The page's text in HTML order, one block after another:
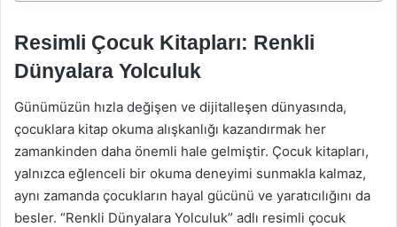
Resimli Çocuk Kitapları: Renkli
Dünyalara Yolculuk
Günümüzün hızla değişen ve dijitalleşen dünyasında,
çocuklara kitap okuma alışkanlığı kazandırmak her
zamankinden daha önemli hale gelmiştir. Çocuk kitapları,
yalnızca eğlenceli bir okuma deneyimi sunmakla kalmaz,
aynı zamanda çocukların hayal gücünü ve yaratıcılığını da
besler. “Renkli Dünyalara Yolculuk” adlı resimli çocuk